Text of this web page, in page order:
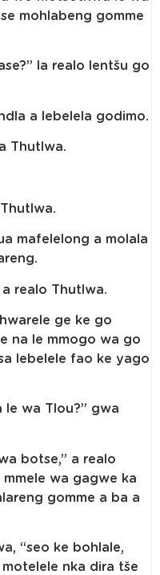
mohlabeng gomme
la realo lentšu go
a lebelela godimo.
a molala
Thutlwa.
ge ke go
na le mmogo wa go
lebelele fao ke yago
wa Tlou?” gwa
a realo
mmele wa gagwe ka
gomme a ba a
ke bohlale,
nka dira tše